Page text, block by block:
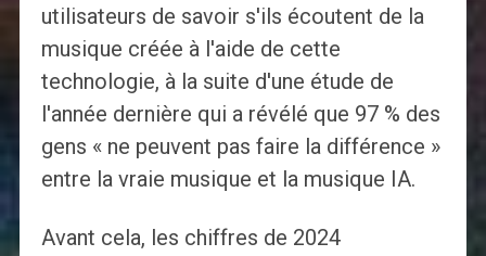
utilisateurs de savoir s'ils écoutent de la
musique créée à l'aide de cette
technologie, à la suite d'une étude de
l'année dernière qui a révélé que 97 % des
gens « ne peuvent pas faire la différence »
entre la vraie musique et la musique IA.
Avant cela, les chiffres de 2024